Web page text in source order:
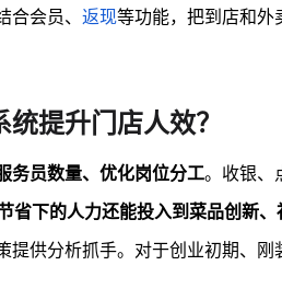
会员、 返现等功能，把到店和外
提升门店人效？
务员数量、优化岗位分工。收银、
下的人力还能投入到菜品创新、
提供分析抓手。对于创业初期、